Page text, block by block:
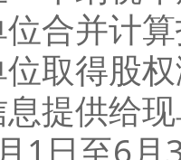
合并计
取得股
提供给
1日至6